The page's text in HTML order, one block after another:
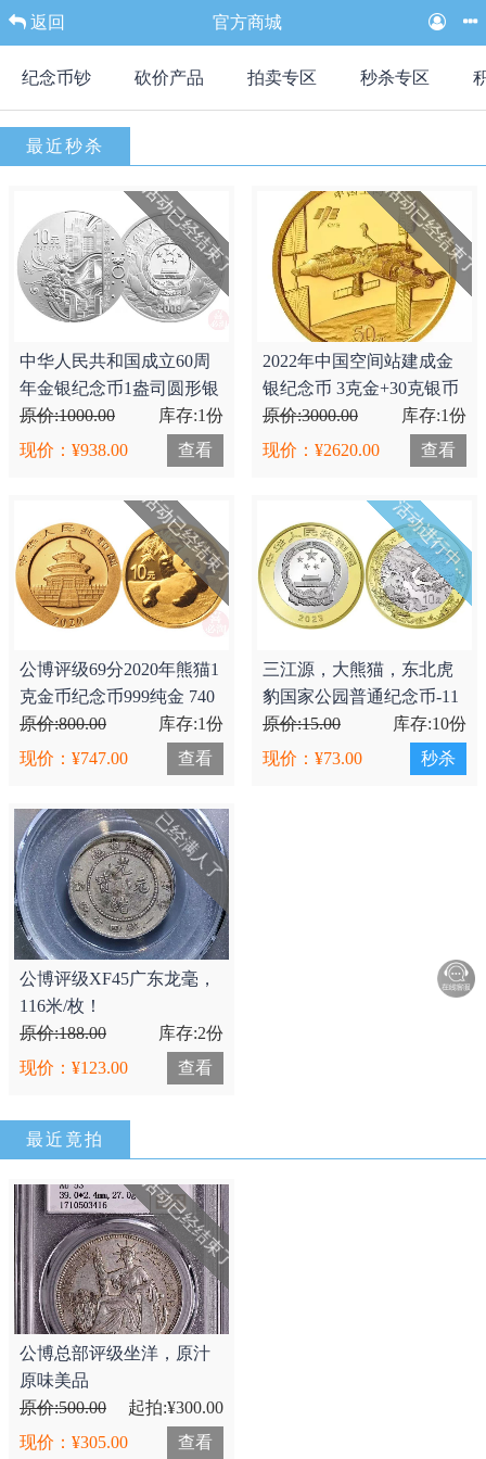
返回 官方商城
纪念币钞 砍价产品 拍卖专区 秒杀专区
最近秒杀
活动已经结束了
中华人民共和国成立60周
年金银纪念币1盎司圆形银
质纪念币
原价:1000.00
库存:1份
现价：¥938.00
查看
活动已经结束了
2022年中国空间站建成金
银纪念币 3克金+30克银币
一套2枚，2620米
原价:3000.00
库存:1份
现价：¥2620.00
查看
活动已经结束了
公博评级69分2020年熊猫1
克金币纪念币999纯金 740
米/枚
原价:800.00
库存:1份
现价：¥747.00
查看
活动进行中...
三江源，大熊猫，东北虎
豹国家公园普通纪念币-11
米/枚 各两枚共六枚 全新卷
拆..
原价:15.00
库存:10份
现价：¥73.00
秒杀
已经满人了
公博评级XF45广东龙毫，
116米/枚！
原价:188.00
库存:2份
现价：¥123.00
查看
最近竟拍
活动已经结束了
公博总部评级坐洋，原汁
原味美品
原价:500.00
起拍:¥300.00
现价：¥305.00
查看